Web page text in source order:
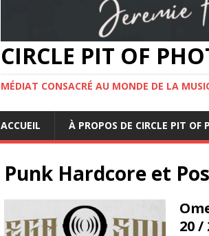
CIRCLE PIT OF
MÉDIAT CONSACRÉ AU MONDE DE LA
ACCUEIL À PROPOS DE CIRCLE PIT OF
Punk Hardcore et
20 /